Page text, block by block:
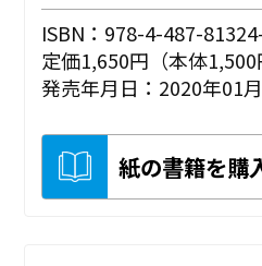
ISBN：978-4-487-
定価1,650円（本体1,500
発売年月日：2020年01
紙の書籍を購